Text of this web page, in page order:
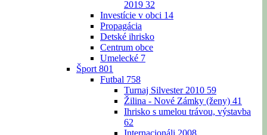
2019 32
Investície v obci 14
Propagácia
Detské ihrisko
Centrum obce
Umelecké 7
Šport 801
Futbal 758
Turnaj Silvester 2010 59
Žilina - Nové Zámky (ženy) 41
Ihrisko s umelou trávou, výstavba
62
Internacionáli 2008